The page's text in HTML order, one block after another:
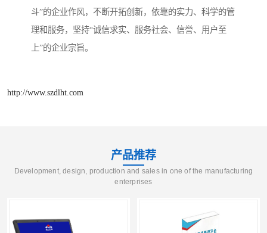
斗”的企业作风，不断开拓创新，依靠的实力、科学的管
理和服务，坚持“诚信求实、服务社会、信誉、用户至
上”的企业宗旨。
http://www.szdlht.com
产品推荐
Development, design, production and sales in one of the manufacturing
enterprises